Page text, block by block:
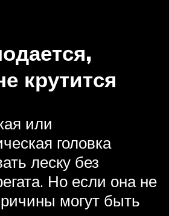
крутится
или
головка
леску без
Но если она не
могут быть